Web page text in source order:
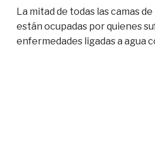
La mitad de todas las camas
están ocupadas por quienes
enfermedades ligadas a agua